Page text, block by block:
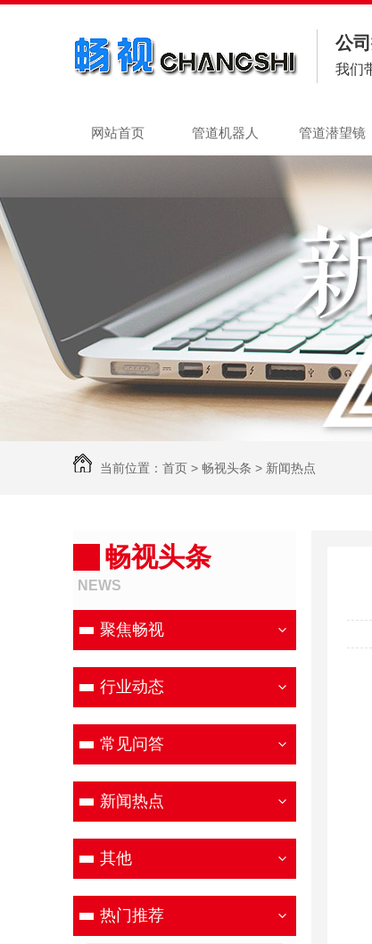
公
我们
网站首页 管道机器人 管道潜望镜
当前位置： 首页 > 畅视头条 > 新闻热点
畅视头条
NEWS
聚焦畅视
行业动态
常见问答
新闻热点
其他
热门推荐